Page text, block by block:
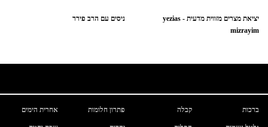
יציאת מצרים מזווית מדעית - yezias
mizrayim
ניסים עם הרב פירר
ברכות קבלה פתרון חלומות אחרית הימים